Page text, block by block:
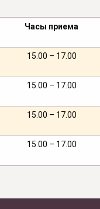
Часы приема
15.00 – 17.00
15.00 – 17.00
15.00 – 17.00
15.00 – 17.00